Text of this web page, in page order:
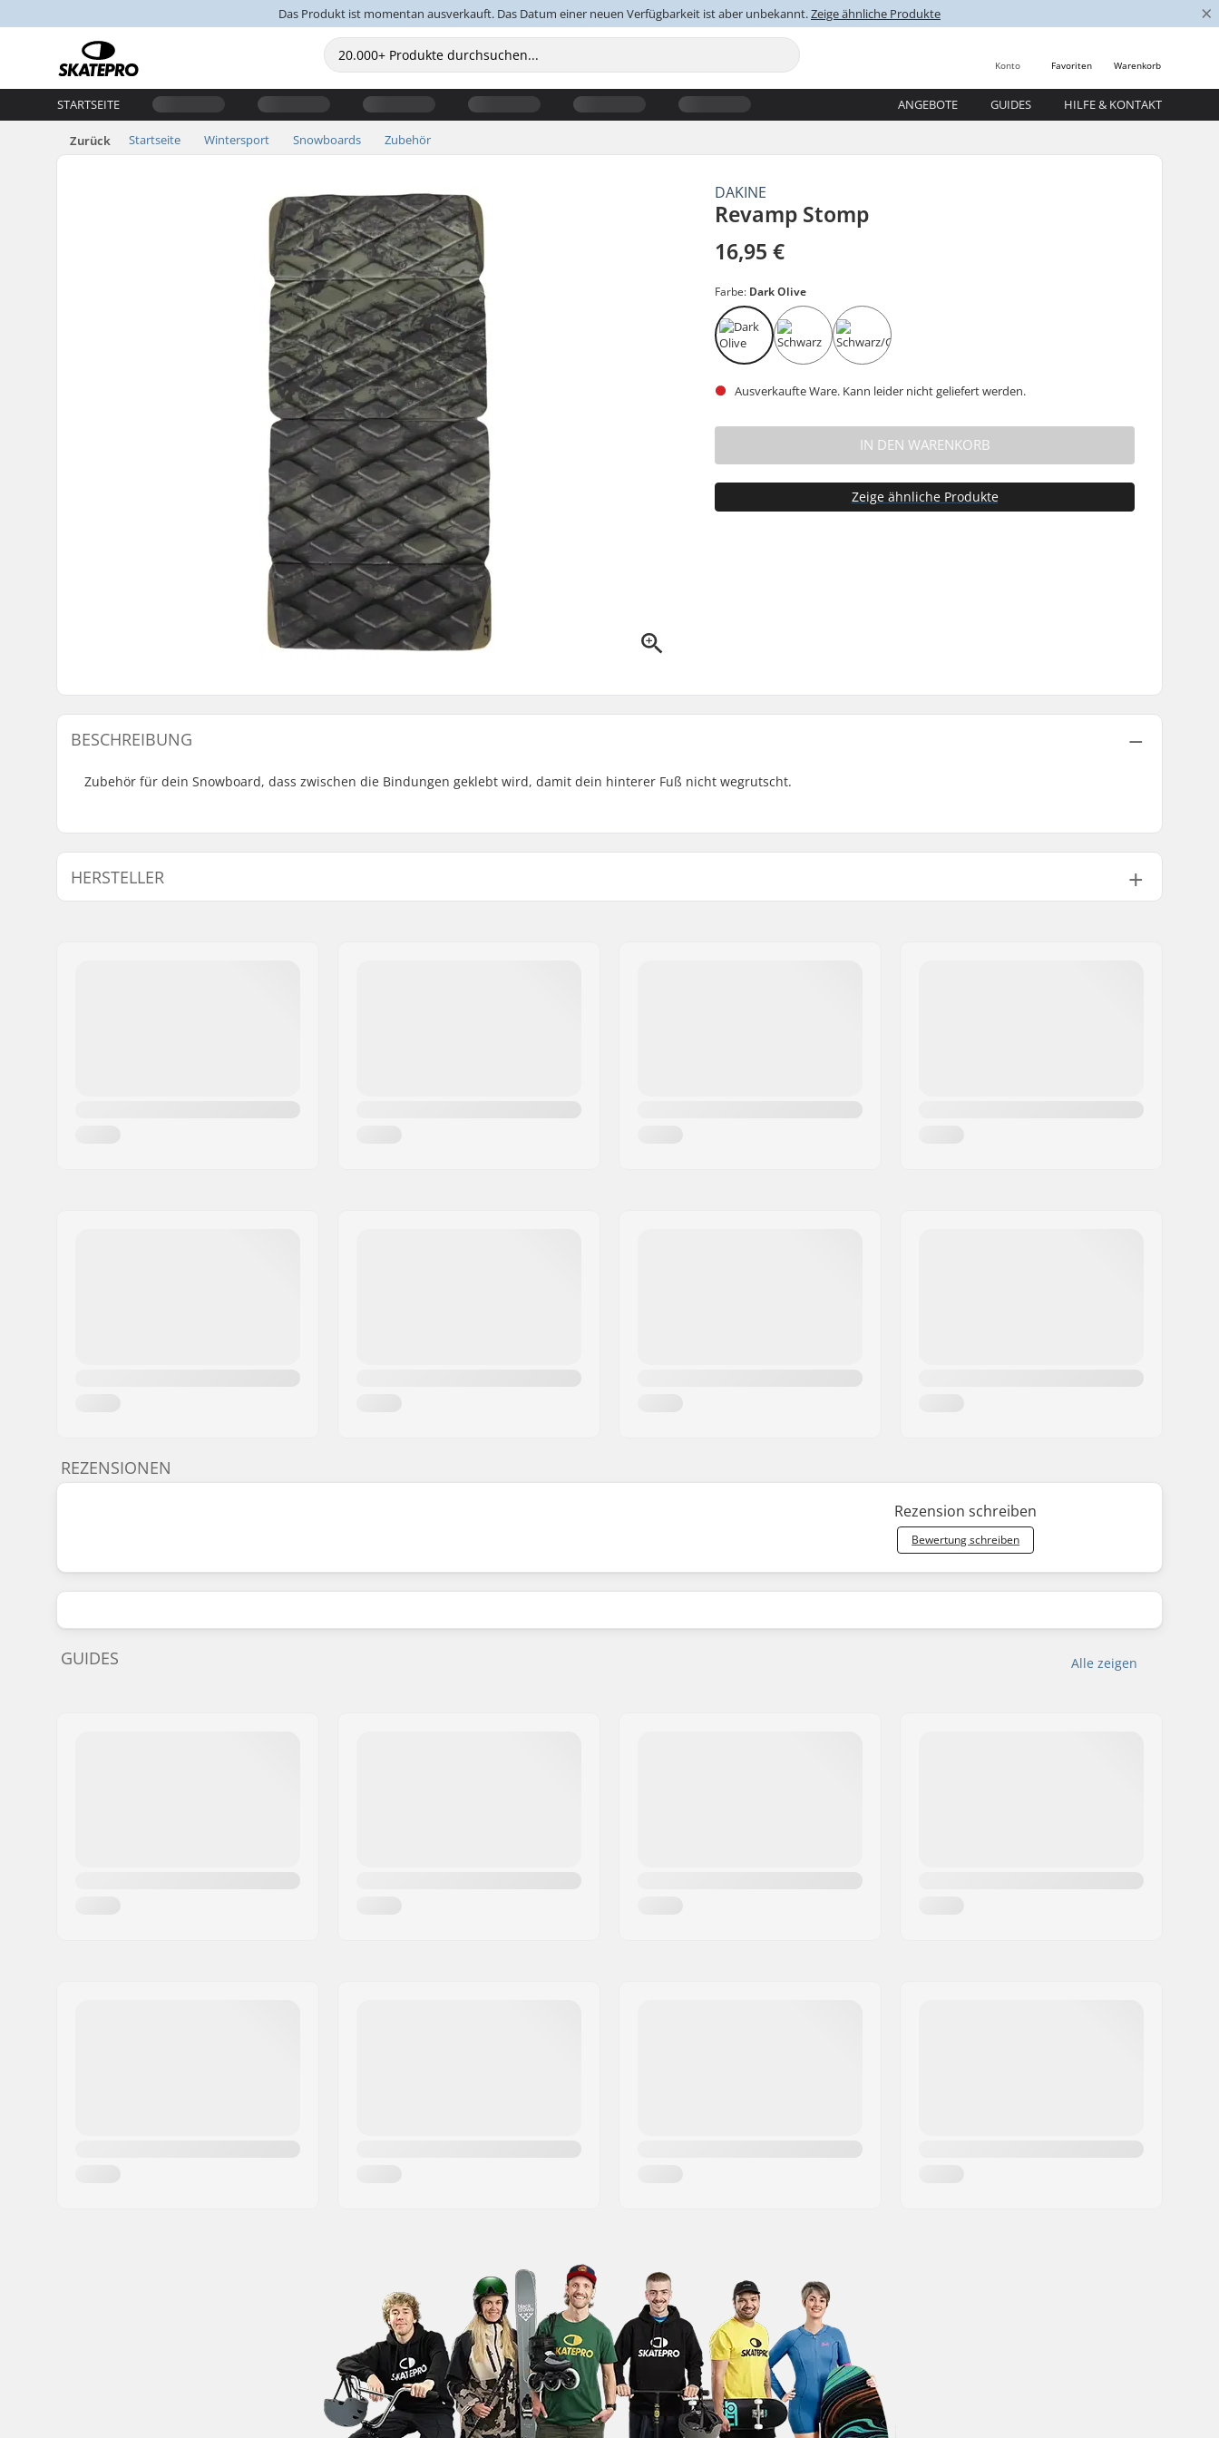
Das Produkt ist momentan ausverkauft. Das Datum einer neuen Verfügbarkeit ist aber unbekannt.Zeige ähnliche Produkte ×
Warenkorb
Favoriten
Konto
STARTSEITE ANGEBOTE GUIDES HILFE & KONTAKT
Zurück Startseite Wintersport Snowboards Zubehör
DAKINE
Revamp Stomp
16,95 €
Farbe: Dark Olive
Ausverkaufte Ware. Kann leider nicht geliefert werden.
IN DEN WARENKORB
Zeige ähnliche Produkte
BESCHREIBUNG
Zubehör für dein Snowboard, dass zwischen die Bindungen geklebt wird, damit dein hinterer Fuß nicht wegrutscht.
HERSTELLER
REZENSIONEN
Rezension schreiben
Bewertung schreiben
Alle zeigen
GUIDES